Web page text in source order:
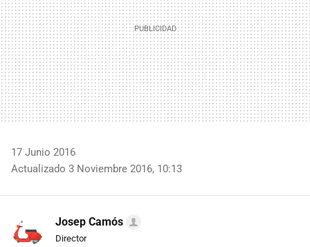
17 Junio 2016
Actualizado 3 Noviembre 2016, 10:13
Josep Camós
Director